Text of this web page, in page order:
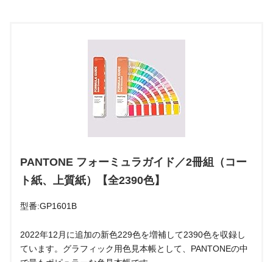
PANTONE フォーミュラガイド／2冊組（コー
ト紙、上質紙）【全2390色】
型番:GP1601B
2022年12月に追加の新色229色を増補して2390色を収録し
ています。グラフィック用色見本帳として、PANTONEの中